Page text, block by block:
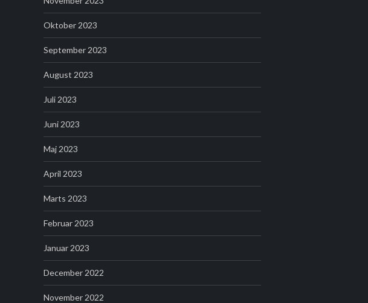
Oktober 2023
September 2023
August 2023
Juli 2023
Juni 2023
Maj 2023
April 2023
Marts 2023
Februar 2023
Januar 2023
December 2022
November 2022